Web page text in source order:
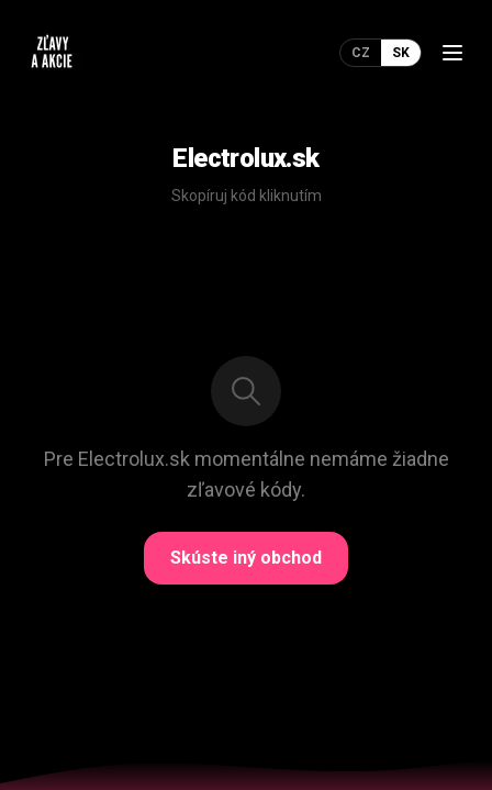
CZ SK
Electrolux.sk
Skopíruj kód kliknutím
Pre Electrolux.sk momentálne nemáme žiadne
zľavové kódy.
Skúste iný obchod